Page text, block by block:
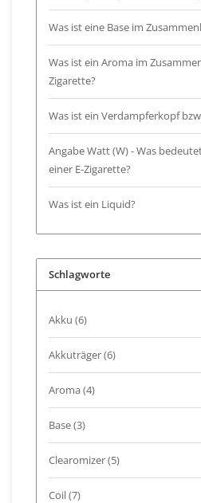
Was ist eine Base im
Was ist ein Aroma im
Zigarette?
Was ist ein Verdampferkopf
Angabe Watt (W) - Was
einer E-Zigarette?
Was ist ein Liquid?
Schlagworte
Akku (6)
Akkuträger(6)
Aroma(4)
Base(3)
Clearomizer(5)
Coil(7)